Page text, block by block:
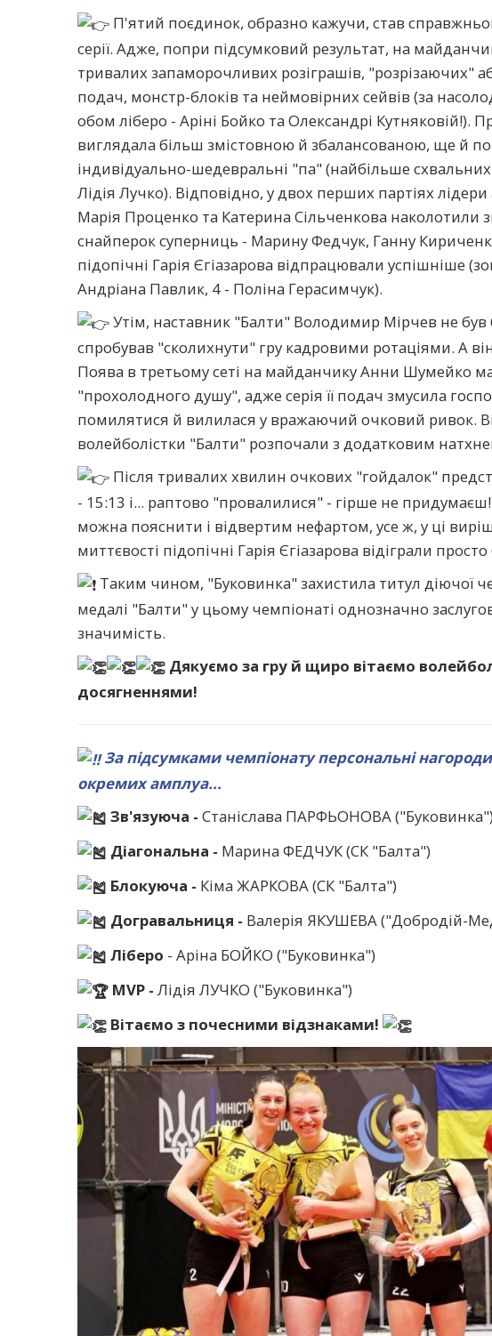
П'ятий поєдинок, образно кажучи, став
серії. Адже, попри підсумковий результат, на
тривалих запаморочливих розіграшів, "розрізаючих"
подач, монстр-блоків та неймовірних сейвів (за
обом ліберо - Аріні Бойко та Олександрі Кутняковій!).
виглядала більш змістовною й збалансованою, ще й
індивідуально-шедевральні "па" (найбільше схвальних
Лідія Лучко). Відповідно, у двох перших партіях
Марія Проценко та Катерина Сільченкова наколотили
снайперок суперниць - Марину Федчук, Ганну
підопічні Гарія Єгіазарова відпрацювали успішніше
Андріана Павлик, 4 - Поліна Герасимчук).
Утім, наставник "Балти" Володимир Мірчев не
спробував "сколихнути" гру кадровими ротаціями. А
Поява в третьому сеті на майданчику Анни Шумейко
"прохолодного душу", адже серія її подач змусила
помилятися й вилилася у вражаючий очковий ривок.
волейболістки "Балти" розпочали з додатковим
Після тривалих хвилин очкових "гойдалок"
- 15:13 і... раптово "провалилися" - гірше не
можна пояснити і відвертим нефартом, усе ж, у ці
миттєвості підопічні Гарія Єгіазарова відіграли
Таким чином, "Буковинка" захистила титул діючої
медалі "Балти" у цьому чемпіонаті однозначно
значимість.
Дякуємо за гру й щиро вітаємо
досягненнями!
За підсумками чемпіонату персональні
окремих амплуа...
Зв'язуюча - Станіслава ПАРФЬОНОВА ("Буковинка")
Діагональна - Марина ФЕДЧУК (СК "Балта")
Блокуюча - Кіма ЖАРКОВА (СК "Балта")
Догравальниця - Валерія ЯКУШЕВА ("Добродій-
Ліберо - Аріна БОЙКО ("Буковинка")
MVP - Лідія ЛУЧКО ("Буковинка")
Вітаємо з почесними відзнаками!